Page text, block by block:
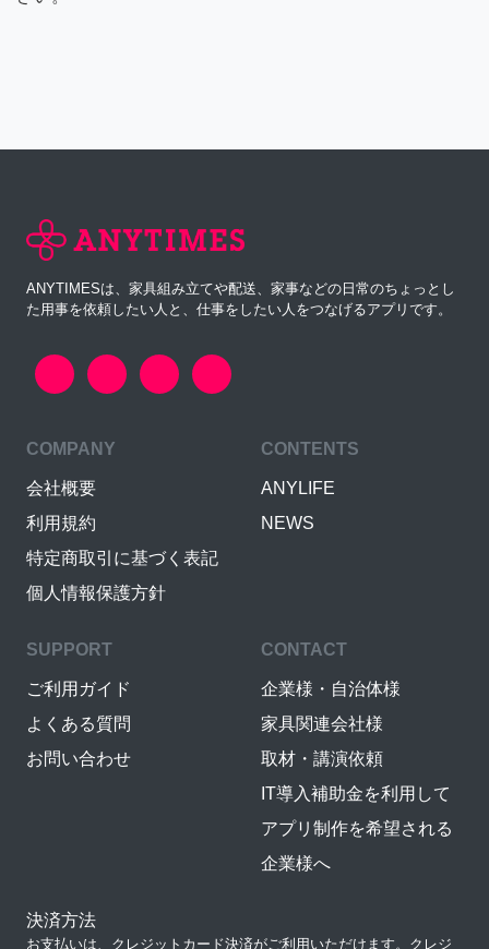
ANYTIMESは、家具組み立てや配送、家事などの日常のちょっとし
た用事を依頼したい人と、仕事をしたい人をつなげるアプリです。
COMPANY
会社概要
利用規約
特定商取引に基づく表記
個人情報保護方針
CONTENTS
ANYLIFE
NEWS
SUPPORT
ご利用ガイド
よくある質問
お問い合わせ
CONTACT
企業様・自治体様
家具関連会社様
取材・講演依頼
IT導入補助金を利用して
アプリ制作を希望される
企業様へ
決済方法
お支払いは、クレジットカード決済がご利用いただけます。クレジ